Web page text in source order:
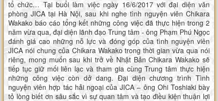
tổ chức… Tại buổi làm việc ngày 16/6/2017 với đại diện văn
phòng JICA tại Hà Nội, sau khi nghe tình nguyện viên Chikara
Wakako báo cáo tổng kết những công việc đã thực hiện trong 2
năm vừa qua, đại diện lãnh đạo Trung tâm - ông Phạm Phú Ngọc
đánh giá cao những nỗ lực và đóng góp của tình nguyện viên
JICA nói chung của Chikara Wakako trong thời gian vừa qua nói
riêng, mong muốn sau khi trở về Nhật Bản Chikara Wakako sẽ
tiếp tục giữ mối liên lạc và tham gia cùng Trung tâm thực hiện
những công việc còn dở dang. Đại diện chương trình Tình
nguyện viên hợp tác hải ngoại của JICA – ông Ohi Toshiaki bày
tỏ lòng biết ơn sâu sắc vì sự quan tâm và tạo điều kiện thuận lợi